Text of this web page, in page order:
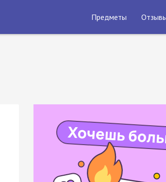
Предметы